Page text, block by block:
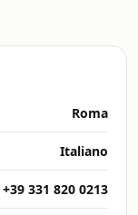
Roma
Italiano
+39 331 820 0213